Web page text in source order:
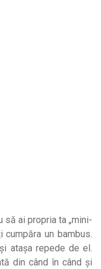
să ai propria ta „mini-
un bambus.
atașa repede de el.
din când în când și